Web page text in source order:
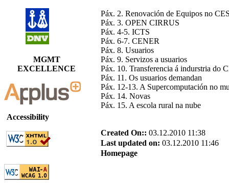
MGMT
EXCELLENCE
Accessibility
Páx. 2. Renovación de Equipos no
Páx. 3. OPEN CIRRUS
Páx. 4-5. ICTS
Páx. 6-7. CENER
Páx. 8. Usuarios
Páx. 9. Servizos a usuarios
Páx. 10. Transferencia á indurstria do
Páx. 11. Os usuarios demandan
Páx. 12-13. A Supercomputación no
Páx. 14. Novas
Páx. 15. A escola rural na nube
Created On:: 03.12.2010 11:38
Last updated on: 03.12.2010 11:46
Homepage